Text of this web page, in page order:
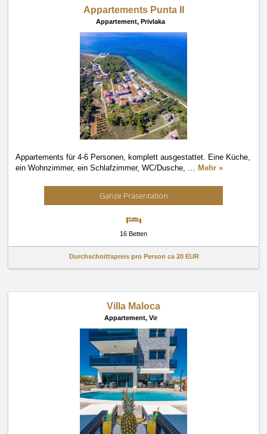
Appartements Punta II
Appartement, Privlaka
Appartements für 4-6 Personen, komplett ausgestattet. Eine Küche,
ein Wohnzimmer, ein Schlafzimmer, WC/Dusche, … Mehr »
Ganze Präsentation
16 Betten
Durchschnittspreis pro Person ca 20 EUR
Villa Maloca
Appartement, Vir